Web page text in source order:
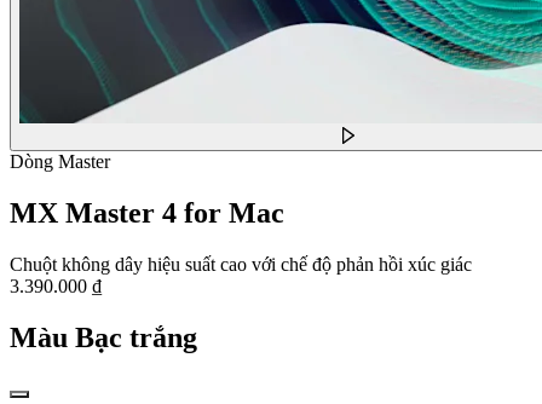
Dòng Master
MX Master 4 for Mac
Chuột không dây hiệu suất cao với chế độ phản hồi xúc giác
3.390.000 ₫
Màu Bạc trắng